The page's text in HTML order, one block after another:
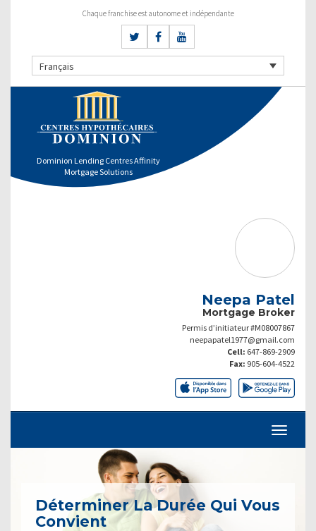
Chaque franchise est autonome et indépendante
Français
Dominion Lending Centres Affinity
Mortgage Solutions
Neepa Patel
Mortgage Broker
Permis d’initiateur #M08007867
neepapatel1977@gmail.com
Cell: 647-869-2909
Fax: 905-604-4522
Déterminer La Durée Qui Vous
Convient